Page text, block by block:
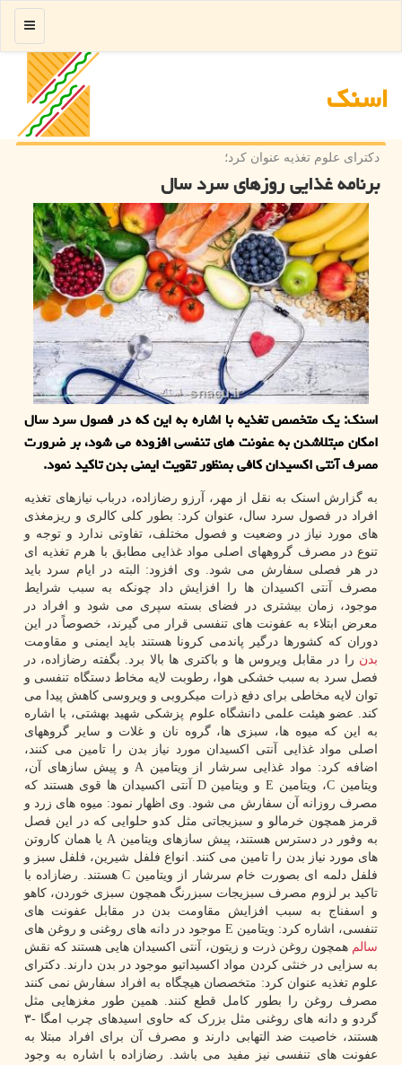
اسنك
منو
دكترای علوم تغذیه عنوان كرد؛
برنامه غذایی روزهای سرد سال
اسنک: یک متخصص تغذیه با اشاره به این که در فصول سرد سال
امکان مبتلاشدن به عفونت های تنفسی افزوده می شود، بر ضرورت
مصرف آنتی اکسیدان کافی بمنظور تقویت ایمنی بدن تاکید نمود.
به گزارش اسنک به نقل از مهر، آرزو رضازاده، درباب نیازهای تغذیه
افراد در فصول سرد سال، عنوان کرد: بطور کلی کالری و ریزمغذی
های مورد نیاز در وضعیت و فصول مختلف، تفاوتی ندارد و توجه و
تنوع در مصرف گروههای اصلی مواد غذایی مطابق با هرم تغذیه ای
در هر فصلی سفارش می شود. وی افزود: البته در ایام سرد باید
مصرف آنتی اکسیدان ها را افزایش داد چونکه به سبب شرایط
موجود، زمان بیشتری در فضای بسته سپری می شود و افراد در
معرض ابتلاء به عفونت های تنفسی قرار می گیرند، خصوصاً در این
دوران که کشورها درگیر پاندمی کرونا هستند باید ایمنی و مقاومت
بدن را در مقابل ویروس ها و باکتری ها بالا برد. بگفته رضازاده، در
فصل سرد به سبب خشکی هوا، رطوبت لایه مخاط دستگاه تنفسی و
توان لایه مخاطی برای دفع ذرات میکروبی و ویروسی کاهش پیدا می
کند. عضو هیئت علمی دانشگاه علوم پزشکی شهید بهشتی، با اشاره
به این که میوه ها، سبزی ها، گروه نان و غلات و سایر گروههای
اصلی مواد غذایی آنتی اکسیدان مورد نیاز بدن را تامین می کنند،
اضافه کرد: مواد غذایی سرشار از ویتامین A و پیش سازهای آن،
ویتامین C، ویتامین E و ویتامین D آنتی اکسیدان ها قوی هستند که
مصرف روزانه آن سفارش می شود. وی اظهار نمود: میوه های زرد و
قرمز همچون خرمالو و سبزیجاتی مثل کدو حلوایی که در این فصل
به وفور در دسترس هستند، پیش سازهای ویتامین A یا همان کاروتن
های مورد نیاز بدن را تامین می کنند. انواع فلفل شیرین، فلفل سبز و
فلفل دلمه ای بصورت خام سرشار از ویتامین C هستند. رضازاده با
تاکید بر لزوم مصرف سبزیجات سبزرنگ همچون سبزی خوردن، کاهو
و اسفناج به سبب افزایش مقاومت بدن در مقابل عفونت های
تنفسی، اشاره کرد: ویتامین E موجود در دانه های روغنی و روغن های
سالم همچون روغن ذرت و زیتون، آنتی اکسیدان هایی هستند که نقش
به سزایی در خنثی کردن مواد اکسیداتیو موجود در بدن دارند. دکترای
علوم تغذیه عنوان کرد: متخصصان هیچگاه به افراد سفارش نمی کنند
مصرف روغن را بطور کامل قطع کنند. همین طور مغزهایی مثل
گردو و دانه های روغنی مثل بزرک که حاوی اسیدهای چرب امگا -۳
هستند، خاصیت ضد التهابی دارند و مصرف آن برای افراد مبتلا به
عفونت های تنفسی نیز مفید می باشد. رضازاده با اشاره به وجود